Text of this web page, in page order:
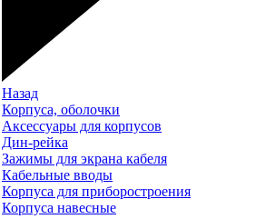
Назад
Корпуса, оболочки
Аксессуары для корпусов
Дин-рейка
Зажимы для экрана кабеля
Кабельные вводы
Корпуса для приборостроения
Корпуса навесные